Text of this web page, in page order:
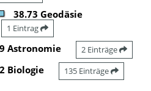
38.73 Geodäsie
1 Eintrag
Astronomie 2 Einträge
Biologie 135 Einträge